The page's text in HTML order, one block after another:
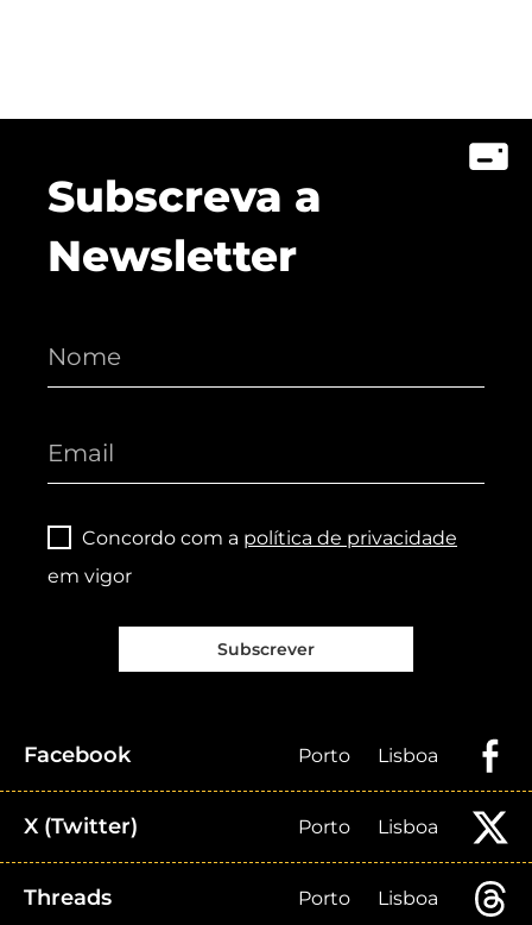
Subscreva a
Newsletter
Concordo com a política de privacidade
em vigor
Subscrever
Facebook Porto Lisboa
X (Twitter) Porto Lisboa
Threads Porto Lisboa